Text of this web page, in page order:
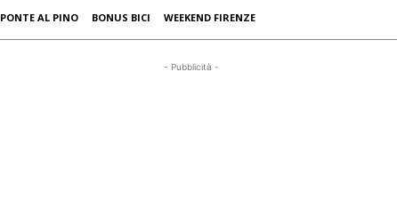
PONTE AL PINO BONUS BICI WEEKEND FIRENZE
- Pubblicità -